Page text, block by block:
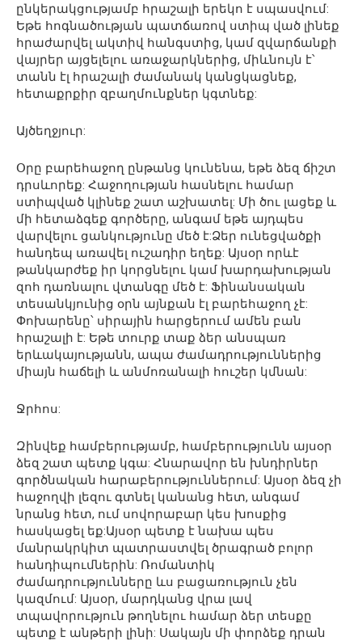
ընկերակցությամբ հրաշալի երեկո է սպասվում:
Եթե հոգնածության պատճառով ստիպ ված լինեք
հրաժարվել ակտիվ հանգստից, կամ զվարճանքի
վայրեր այցելելու առաջարկներից, միևնույն է՝
տանն էլ հրաշալի ժամանակ կանցկացնեք,
հետաքրքիր զբաղմունքներ կգտնեք:
Այծեղջյուր:
Օրը բարեհաջող ընթանց կունենա, եթե ձեզ ճիշտ
դրսևորեք: Հաջողության հասնելու համար
ստիպված կլինեք շատ աշխատել: Մի ծու լացեք և
մի հետաձգեք գործերը, անգամ եթե այդպես
վարվելու ցանկությունը մեծ է:Ձեր ունեցվածքի
հանդեպ առավել ուշադիր եղեք: Այսօր որևէ
թանկարժեք իր կորցնելու կամ խարդախության
զոհ դառնալու վտանգը մեծ է: Ֆինանսական
տեսանկյունից օրն այնքան էլ բարեհաջող չէ:
Փոխարենը՝ սիրային հարցերում ամեն բան
հրաշալի է: Եթե տուրք տաք ձեր անսպառ
երևակայությանն, ապա ժամադրություններից
միայն հաճելի և անմոռանալի հուշեր կմնան:
Ջրհոս:
Զինվեք համբերությամբ, համբերությունն այսօր
ձեզ շատ պետք կգա: Հնարավոր են խնդիրներ
գործնական հարաբերություններում: Այսօր ձեզ չի
հաջողվի լեզու գտնել կանանց հետ, անգամ
նրանց հետ, ում սովորաբար կես խոսքից
հասկացել եք:Այսօր պետք է նախա պես
մանրակրկիտ պատրաստվել ծրագրած բոլոր
հանդիպումներին: Ռոմանտիկ
ժամադրությունները ևս բացառություն չեն
կազմում: Այսօր, մարդկանց վրա լավ
տպավորություն թողնելու համար ձեր տեսքը
պետք է անթերի լինի: Սակայն մի փորձեք դրան